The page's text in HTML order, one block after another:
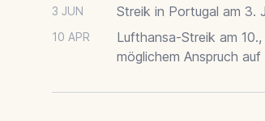
3 JUN Streik in Portugal am 3.
10 APR
Lufthansa-Streik am
möglichem Anspruch